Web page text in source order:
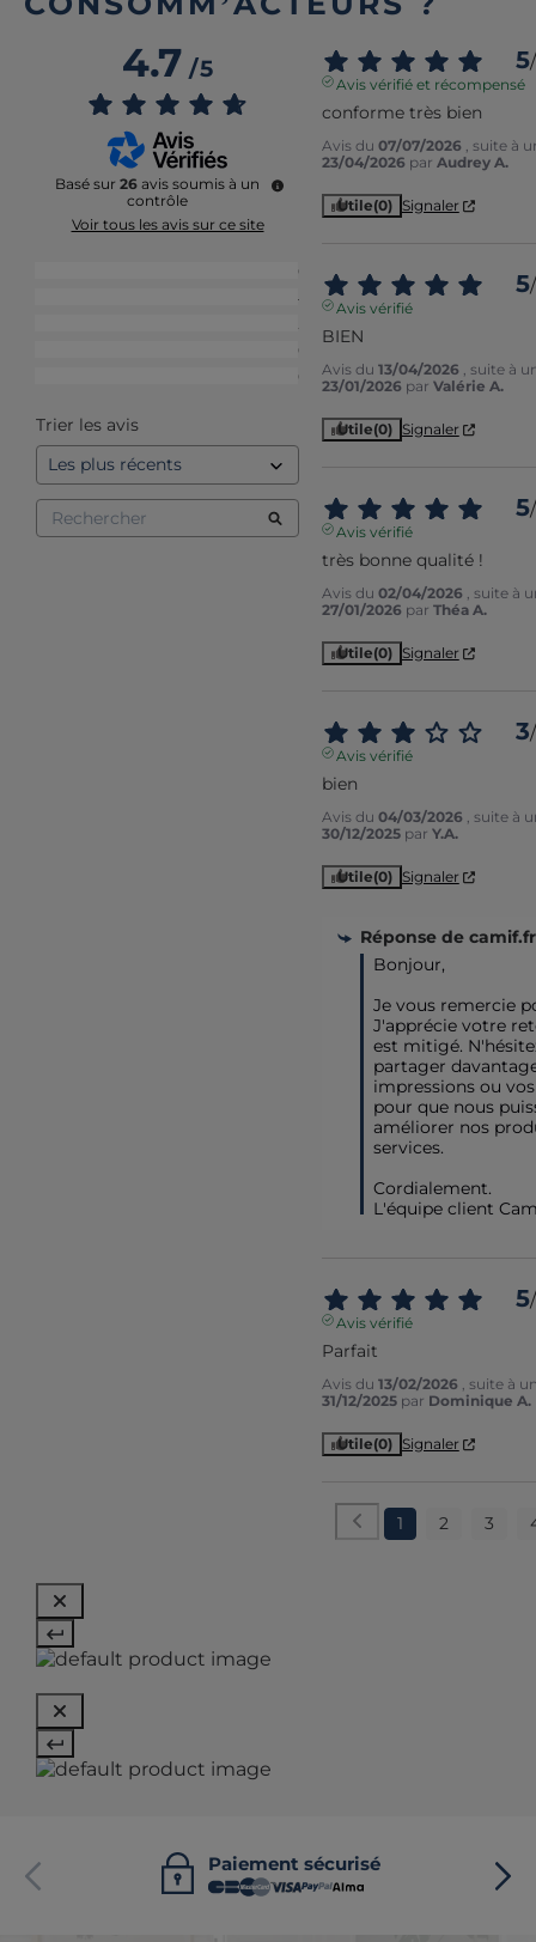
4.7/5
Basé sur 26 avis soumis à un
contrôle
Voir tous les avis sur ce site
20
4
0
0
Trier les avis
5/
Avis vérifié et récompensé
conforme très bien
Avis du 07/07/2026 , suite à
23/04/2026 par Audrey A.
Utile(0) Signaler
5/
Avis vérifié
BIEN
Avis du 13/04/2026 , suite à
23/01/2026 par Valérie A.
Utile(0) Signaler
5/
Avis vérifié
très bonne qualité !
Avis du 02/04/2026 , suite à
27/01/2026 par Théa A.
Utile(0) Signaler
3/
Avis vérifié
bien
Avis du 04/03/2026 , suite à
30/12/2025 par Y.A.
Utile(0) Signaler
Réponse de camif.fr
Bonjour,
Je vous remercie
J'apprécie votre
est mitigé.
partager
impressions ou
pour que nous
améliorer nos
services.
Cordialement.
L'équipe client
5/
Avis vérifié
Parfait
Avis du 13/02/2026 , suite à
31/12/2025 par Dominique A.
Utile(0) Signaler
1 2 3
Paiement sécurisé